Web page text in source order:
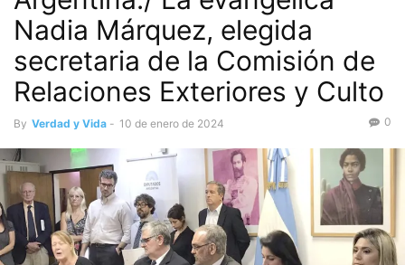
Nadia Márquez, elegida
secretaria de la Comisión de
Relaciones Exteriores y Culto
By Verdad y Vida - 10 de enero de 2024 0